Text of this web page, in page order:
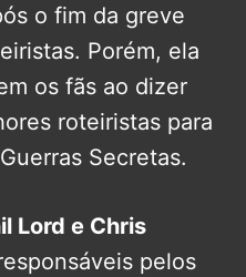
o fim da greve
Porém, ela
os fãs ao dizer
roteiristas para
Secretas.
Lord e Chris
pelos